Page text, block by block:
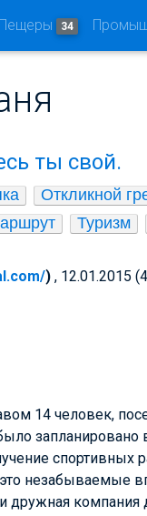
Пещеры 34
ты свой.
Откликной
Туризм
) , 12.01.2015
14 человек,
спортивных
незабываемые
дружная компания